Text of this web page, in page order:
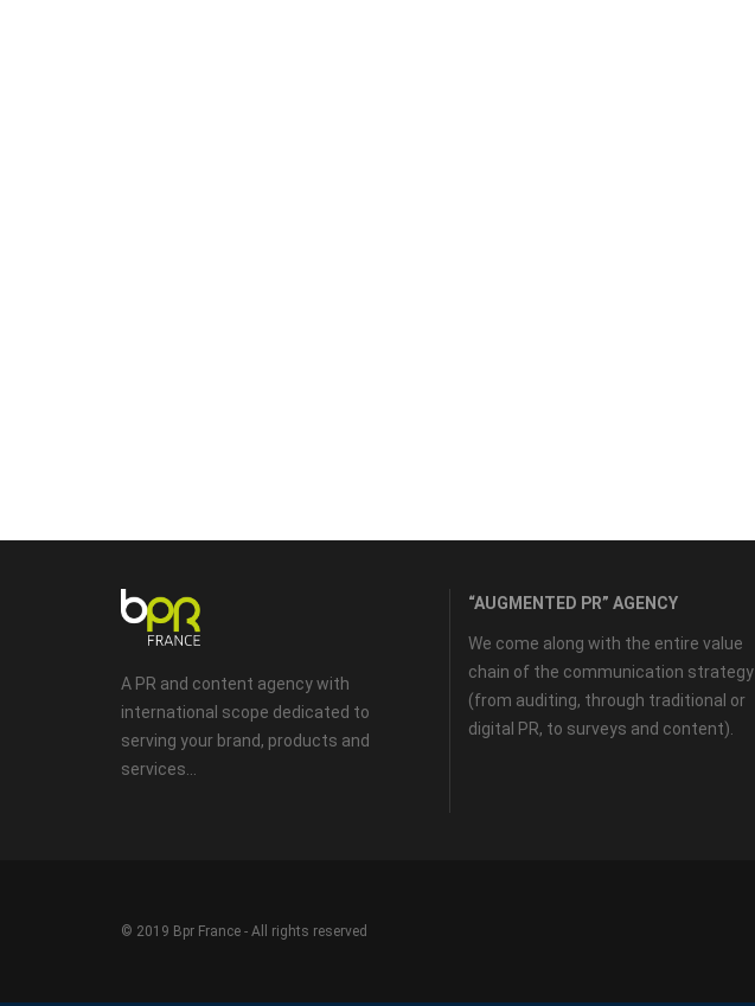
A PR and content agency with
international scope dedicated to
serving your brand, products and
services...
“AUGMENTED PR” AGENCY
We come along with the entire value
chain of the communication strategy
(from auditing, through traditional or
digital PR, to surveys and content).
© 2019 Bpr France - All rights reserved